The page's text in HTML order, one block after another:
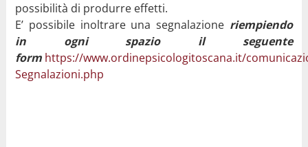
possibilità di produrre effetti.
E’ possibile inoltrare una segnalazione riempiendo
in ogni spazio il seguente
form https://www.ordinepsicologitoscana.it/
Segnalazioni.php